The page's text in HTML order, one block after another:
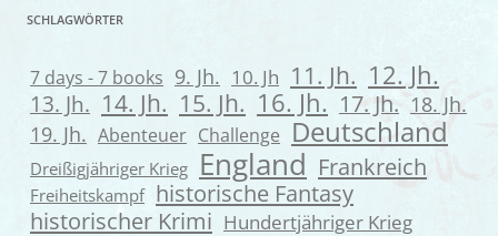
SCHLAGWÖRTER
7 days - 7 books 9. Jh. 10. Jh 11. Jh. 12. Jh.
13. Jh. 14. Jh. 15. Jh. 16. Jh. 17. Jh. 18. Jh.
19. Jh. Abenteuer Challenge Deutschland
Dreißigjähriger Krieg England Frankreich
Freiheitskampf historische Fantasy
historischer Krimi Hundertjähriger Krieg